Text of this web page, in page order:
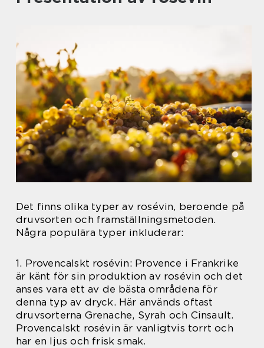
Det finns olika typer av rosévin, beroende på
druvsorten och framställningsmetoden.
Några populära typer inkluderar:
1. Provencalskt rosévin: Provence i Frankrike
är känt för sin produktion av rosévin och det
anses vara ett av de bästa områdena för
denna typ av dryck. Här används oftast
druvsorterna Grenache, Syrah och Cinsault.
Provencalskt rosévin är vanligtvis torrt och
har en ljus och frisk smak.